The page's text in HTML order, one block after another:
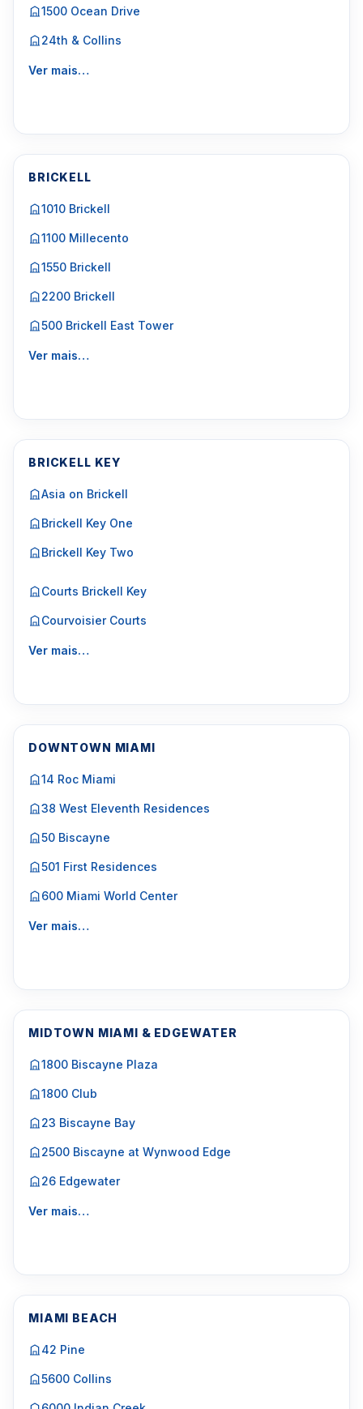
1500 Ocean Drive
24th & Collins
Ver mais…
BRICKELL
1010 Brickell
1100 Millecento
1550 Brickell
2200 Brickell
500 Brickell East Tower
Ver mais…
BRICKELL KEY
Asia on Brickell
Brickell Key One
Brickell Key Two
Courts Brickell Key
Courvoisier Courts
Ver mais…
DOWNTOWN MIAMI
14 Roc Miami
38 West Eleventh Residences
50 Biscayne
501 First Residences
600 Miami World Center
Ver mais…
MIDTOWN MIAMI & EDGEWATER
1800 Biscayne Plaza
1800 Club
23 Biscayne Bay
2500 Biscayne at Wynwood Edge
26 Edgewater
Ver mais…
MIAMI BEACH
42 Pine
5600 Collins